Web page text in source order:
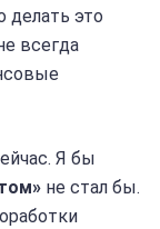
делать это
всегда
Я бы
не стал бы.